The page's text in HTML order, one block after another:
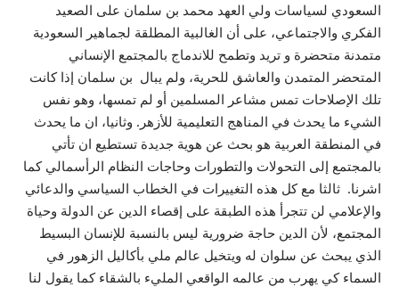
السعودي لسياسات ولي العهد محمد بن سلمان على الصعيد
الفكري والاجتماعي، على أن الغالبية المطلقة لجماهير السعودية
متمدنة متحضرة و تريد وتطمح للاندماج بالمجتمع الإنساني
المتحضر المتمدن والعاشق للحرية، ولم يبال بن سلمان إذا كانت
تلك الإصلاحات تمس مشاعر المسلمين أو لم تمسها، وهو نفس
الشيء ما يحدث في المناهج التعليمية للأزهر. وثانيا، ان ما يحدث
في المنطقة العربية هو بحث عن هوية جديدة تستطيع ان تأتي
بالمجتمع إلى التحولات والتطورات وحاجات النظام الرأسمالي كما
اشرنا. ثالثا مع كل هذه التغييرات في الخطاب السياسي والدعائي
والإعلامي لن تتجرأ هذه الطبقة على إقصاء الدين عن الدولة وحياة
المجتمع، لأن الدين حاجة ضرورية ليس بالنسبة للإنسان البسيط
الذي يبحث عن سلوان له ويتخيل عالم ملي بأكاليل الزهور في
السماء كي يهرب من عالمه الواقعي المليء بالشقاء كما يقول لنا